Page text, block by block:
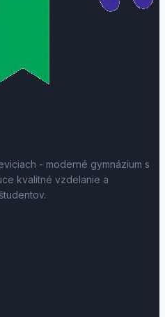
- moderné gymnázium s
kvalitné vzdelanie a